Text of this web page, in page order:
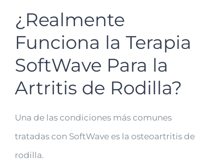
¿Realmente
Funciona la Terapia
SoftWave Para la
Artritis de Rodilla?
Una de las condiciones más comunes
tratadas con SoftWave es la osteoartritis de
rodilla.